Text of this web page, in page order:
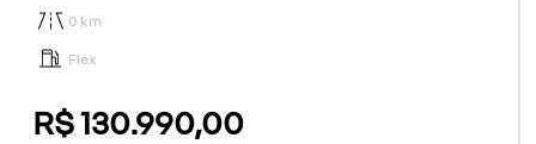
0 km
Flex
R$ 130.990,00